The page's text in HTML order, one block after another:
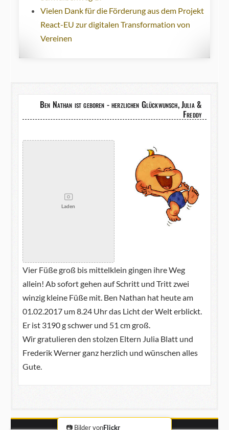
📷 Bilder vonFlickr
Vielen Dank für die Förderung aus dem Projekt
React-EU zur digitalen Transformation von
Vereinen
Ben Nathan ist geboren - herzlichen Glückwunsch, Julia &
Freddy
Laden
Vier Füße groß bis mittelklein gingen ihre Weg
allein! Ab sofort gehen auf Schritt und Tritt zwei
winzig kleine Füße mit. Ben Nathan hat heute am
01.02.2017 um 8.24 Uhr das Licht der Welt erblickt.
Er ist 3190 g schwer und 51 cm groß.
Wir gratulieren den stolzen Eltern Julia Blatt und
Frederik Werner ganz herzlich und wünschen alles
Gute.